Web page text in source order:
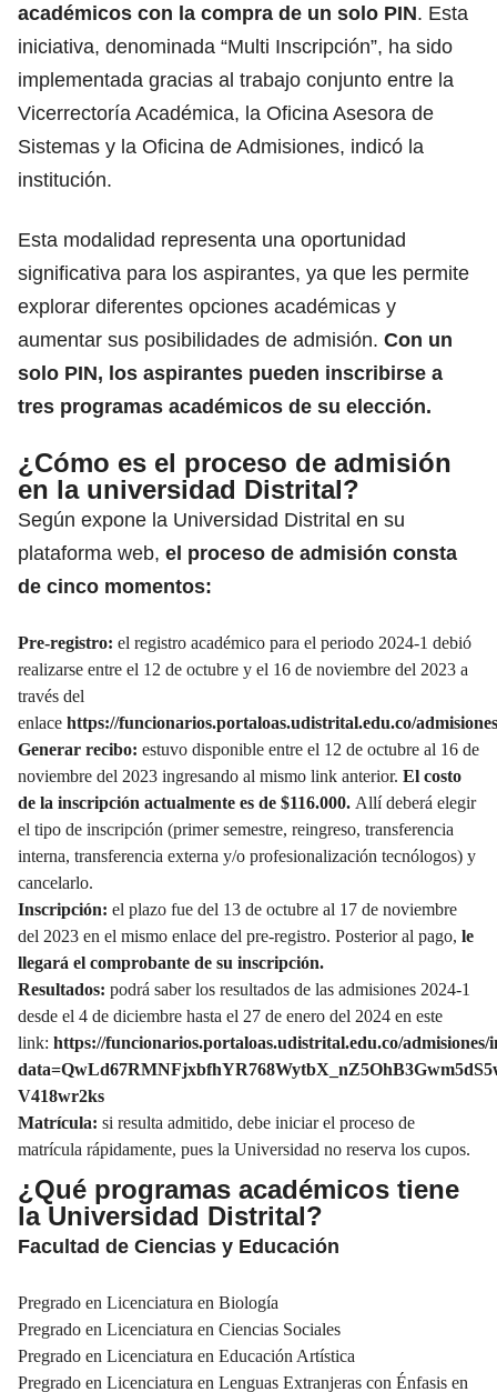
académicos con la compra de un solo PIN. Esta
iniciativa, denominada “Multi Inscripción”, ha sido
implementada gracias al trabajo conjunto entre la
Vicerrectoría Académica, la Oficina Asesora de
Sistemas y la Oficina de Admisiones, indicó la
institución.
Esta modalidad representa una oportunidad
significativa para los aspirantes, ya que les permite
explorar diferentes opciones académicas y
aumentar sus posibilidades de admisión. Con un
solo PIN, los aspirantes pueden inscribirse a
tres programas académicos de su elección.
¿Cómo es el proceso de admisión
en la universidad Distrital?
Según expone la Universidad Distrital en su
plataforma web, el proceso de admisión consta
de cinco momentos:
Pre-registro: el registro académico para el periodo 2024-1 debió
realizarse entre el 12 de octubre y el 16 de noviembre del 2023 a
través del
enlace https://funcionarios.portaloas.udistrital.edu.co/
Generar recibo: estuvo disponible entre el 12 de octubre al 16 de
noviembre del 2023 ingresando al mismo link anterior. El costo
de la inscripción actualmente es de $116.000. Allí deberá elegir
el tipo de inscripción (primer semestre, reingreso, transferencia
interna, transferencia externa y/o profesionalización tecnólogos) y
cancelarlo.
Inscripción: el plazo fue del 13 de octubre al 17 de noviembre
del 2023 en el mismo enlace del pre-registro. Posterior al pago, le
llegará el comprobante de su inscripción.
Resultados: podrá saber los resultados de las admisiones 2024-1
desde el 4 de diciembre hasta el 27 de enero del 2024 en este
link: https://funcionarios.portaloas.udistrital.edu.co/admisiones/
V418wr2ks
Matrícula: si resulta admitido, debe iniciar el proceso de
matrícula rápidamente, pues la Universidad no reserva los cupos.
¿Qué programas académicos tiene
la Universidad Distrital?
Facultad de Ciencias y Educación
Pregrado en Licenciatura en Biología
Pregrado en Licenciatura en Ciencias Sociales
Pregrado en Licenciatura en Educación Artística
Pregrado en Licenciatura en Lenguas Extranjeras con Énfasis en